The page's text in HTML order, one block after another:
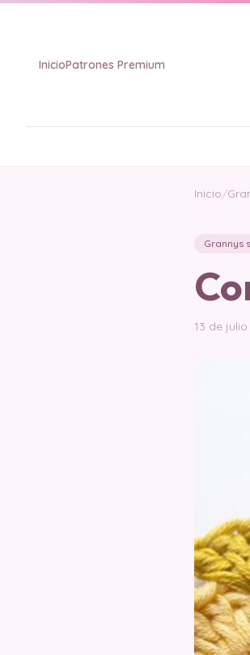
InicioPatrones Premium
Inicio/
Grannys
13 de